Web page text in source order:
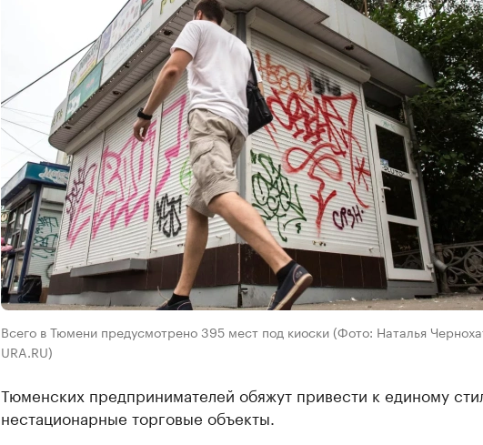
Всего в Тюмени предусмотрено 395 мест под киоски (Фото: Наталья
URA.RU)
Тюменских предпринимателей обяжут привести к единому
нестационарные торговые объекты.